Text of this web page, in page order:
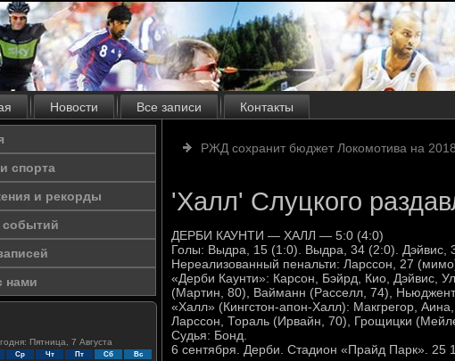
Новости Все записи Контакты
спорта
и рекорды
событий
нами
Пятница, 7 Августа
Ср Чт Пт Сб Вс
РЖД сохранит бюджет Локомотива на
'Халл' Слуцкого
ДЕРБИ КАУНТИ — ХАЛЛ — 5:0 (4:0)
Голы: Выдра, 15 (1:0). Выдра, 34 (2:0). Дэйвис,
Нереализованный пенальти: Ларссон, 27
«Дерби Каунти»: Карсон, Бэйрд, Кио, Дэйвис,
(Мартин, 80), Вайманн (Расселл, 74),
«Халл» (Кингстон-апон-Халл): Макгрегор,
Ларссон, Тораль (Ирвайн, 70), Грощицки
Судья: Бонд.
6 сентября. Дерби. Стадион «Прайд Парк». 25